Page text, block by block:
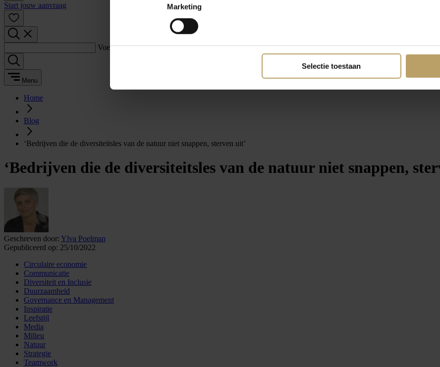
Marketing
Selectie toestaan
Start jouw aanvraag
Voer een zoekterm in:
Menu
Home
Blog
‘Bedrijven die de diversiteitsles van de natuur niet snappen, sterven uit’
‘Bedrijven die de diversiteitsles van de natuur niet snappen,
Geschreven door: Ylva Poelman
Gepubliceerd op: 25/10/2022
Circulaire economie
Communicatie
Diversiteit en Inclusie
Duurzaamheid
Governance en Management
Inspiratie
Leefstijl
Media
Milieu
Natuur
Strategie
Teamwork